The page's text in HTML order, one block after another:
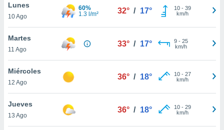
de
cookies
aceptar
Lunes
10 Ago
60%
1.3 l/m²
32° / 17° 10- 39
km/h
Martes
11 Ago
33° / 17° 9- 25
km/h
Miércoles
12 Ago
36° / 18° 10- 27
km/h
Jueves
13 Ago
36° / 18° 10- 29
km/h